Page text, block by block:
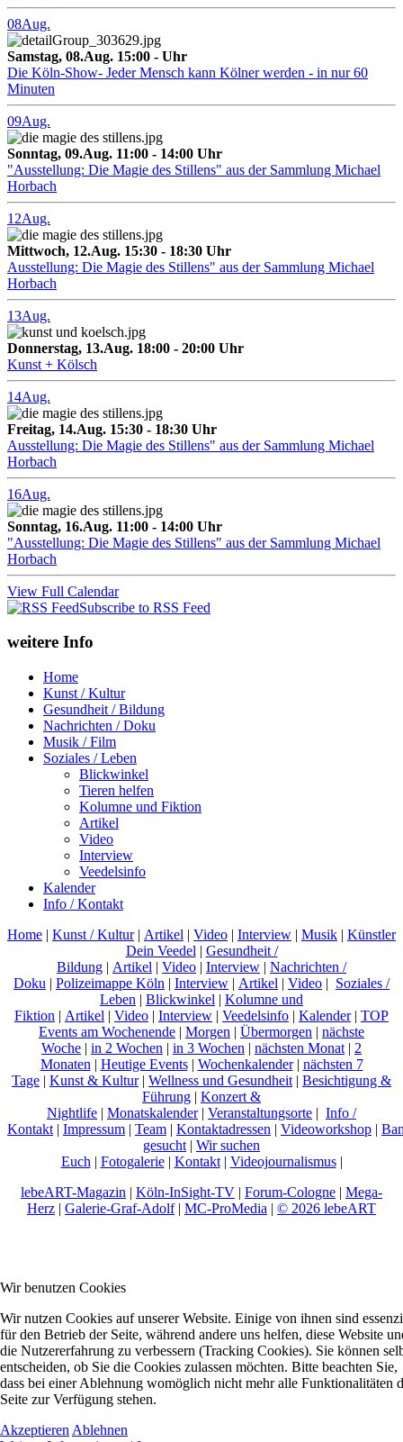
08Aug.
Samstag, 08.Aug. 15:00 - Uhr
Die Köln-Show- Jeder Mensch kann Kölner werden - in nur 60
Minuten
09Aug.
Sonntag, 09.Aug. 11:00 - 14:00 Uhr
"Ausstellung: Die Magie des Stillens" aus der Sammlung Michael
Horbach
12Aug.
Mittwoch, 12.Aug. 15:30 - 18:30 Uhr
Ausstellung: Die Magie des Stillens" aus der Sammlung Michael
Horbach
13Aug.
Donnerstag, 13.Aug. 18:00 - 20:00 Uhr
Kunst + Kölsch
14Aug.
Freitag, 14.Aug. 15:30 - 18:30 Uhr
Ausstellung: Die Magie des Stillens" aus der Sammlung Michael
Horbach
16Aug.
Sonntag, 16.Aug. 11:00 - 14:00 Uhr
"Ausstellung: Die Magie des Stillens" aus der Sammlung Michael
Horbach
View Full Calendar
Subscribe to RSS Feed
weitere Info
Home
Kunst / Kultur
Gesundheit / Bildung
Nachrichten / Doku
Musik / Film
Soziales / Leben
Blickwinkel
Tieren helfen
Kolumne und Fiktion
Artikel
Video
Interview
Veedelsinfo
Kalender
Info / Kontakt
Home | Kunst / Kultur| Artikel | Video | Interview | Musik | Künstler
Dein Veedel | Gesundheit /
Bildung | Artikel | Video | Interview | Nachrichten /
Doku | Polizeimappe Köln | Interview | Artikel | Video | Soziales /
Leben | Blickwinkel | Kolumne und
Fiktion | Artikel | Video | Interview | Veedelsinfo | Kalender| TOP
Events am Wochenende | Morgen | Übermorgen | nächste
Woche | in 2 Wochen | in 3 Wochen | nächsten Monat | 2
Monaten | Heutige Events| Wochenkalender| nächsten 7
Tage | Kunst & Kultur| Wellness und Gesundheit | Besichtigung &
Führung | Konzert &
Nightlife | Monatskalender| Veranstaltungsorte | Info /
Kontakt | Impressum | Team | Kontaktadressen | Videoworkshop |
gesucht | Wir suchen
Euch | Fotogalerie| Kontakt| Videojournalismus|
lebeART-Magazin | Köln-InSight-TV | Forum-Cologne | Mega-
Herz | Galerie-Graf-Adolf| MC-ProMedia | © 2026 lebeART
Wir benutzen Cookies
Wir nutzen Cookies auf unserer Website. Einige von ihnen sind
für den Betrieb der Seite, während andere uns helfen, diese Website
die Nutzererfahrung zu verbessern (Tracking Cookies). Sie können
entscheiden, ob Sie die Cookies zulassen möchten. Bitte beachten Sie,
dass bei einer Ablehnung womöglich nicht mehr alle Funktionalitäten
Seite zur Verfügung stehen.
Akzeptieren Ablehnen